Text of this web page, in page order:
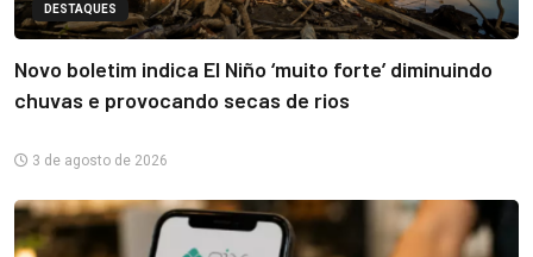
DESTAQUES
Novo boletim indica El Niño ‘muito forte’ diminuindo
chuvas e provocando secas de rios
3 de agosto de 2026